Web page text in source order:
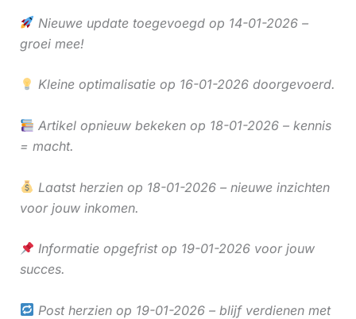
Nieuwe update toegevoegd op 14-01-2026 –
groei mee!
Kleine optimalisatie op 16-01-2026 doorgevoerd.
Artikel opnieuw bekeken op 18-01-2026 – kennis
= macht.
Laatst herzien op 18-01-2026 – nieuwe inzichten
voor jouw inkomen.
Informatie opgefrist op 19-01-2026 voor jouw
succes.
Post herzien op 19-01-2026 – blijf verdienen met